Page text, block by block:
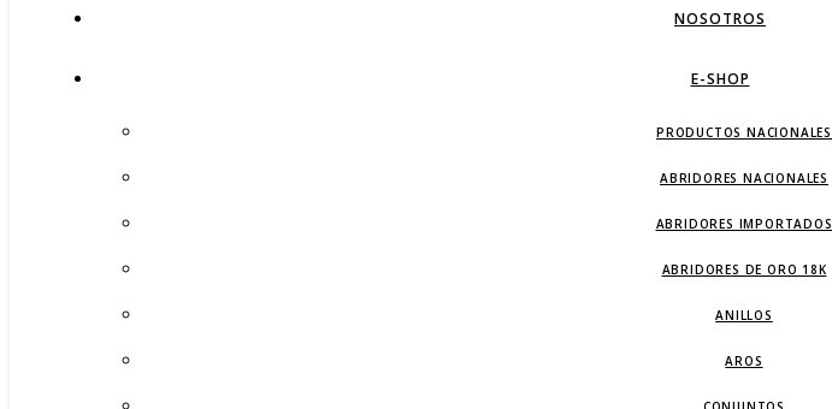
NOSOTROS
E-SHOP
PRODUCTOS NACIONALES
ABRIDORES NACIONALES
ABRIDORES IMPORTADOS
ABRIDORES DE ORO 18K
ANILLOS
AROS